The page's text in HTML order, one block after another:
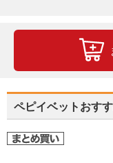
ペピイベットおす